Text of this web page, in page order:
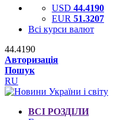
USD 44.4190
EUR 51.3207
Всі курси валют
44.4190
Авторизація
Пошук
RU
ВСІ РОЗДІЛИ